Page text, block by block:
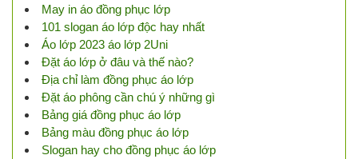
May in áo đồng phục lớp
101 slogan áo lớp độc hay nhất
Áo lớp 2023 áo lớp 2Uni
Đặt áo lớp ở đâu và thế nào?
Địa chỉ làm đồng phục áo lớp
Đặt áo phông cần chú ý những gì
Bảng giá đồng phục áo lớp
Bảng màu đồng phục áo lớp
Slogan hay cho đồng phục áo lớp